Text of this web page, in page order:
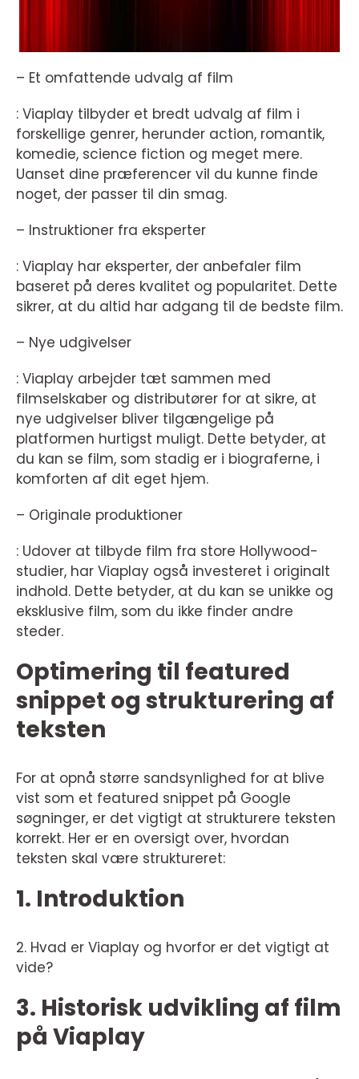
– Et omfattende udvalg af film
: Viaplay tilbyder et bredt udvalg af film i
forskellige genrer, herunder action, romantik,
komedie, science fiction og meget mere.
Uanset dine præferencer vil du kunne finde
noget, der passer til din smag.
– Instruktioner fra eksperter
: Viaplay har eksperter, der anbefaler film
baseret på deres kvalitet og popularitet. Dette
sikrer, at du altid har adgang til de bedste film.
– Nye udgivelser
: Viaplay arbejder tæt sammen med
filmselskaber og distributører for at sikre, at
nye udgivelser bliver tilgængelige på
platformen hurtigst muligt. Dette betyder, at
du kan se film, som stadig er i biograferne, i
komforten af dit eget hjem.
– Originale produktioner
: Udover at tilbyde film fra store Hollywood-
studier, har Viaplay også investeret i originalt
indhold. Dette betyder, at du kan se unikke og
eksklusive film, som du ikke finder andre
steder.
Optimering til featured
snippet og strukturering af
teksten
For at opnå større sandsynlighed for at blive
vist som et featured snippet på Google
søgninger, er det vigtigt at strukturere teksten
korrekt. Her er en oversigt over, hvordan
teksten skal være struktureret:
1. Introduktion
2. Hvad er Viaplay og hvorfor er det vigtigt at
vide?
3. Historisk udvikling af film
på Viaplay